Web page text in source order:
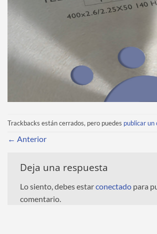
Trackbacks están cerrados, pero puedes publicar
← Anterior
Deja una respuesta
Lo siento, debes estarconectado para
comentario.